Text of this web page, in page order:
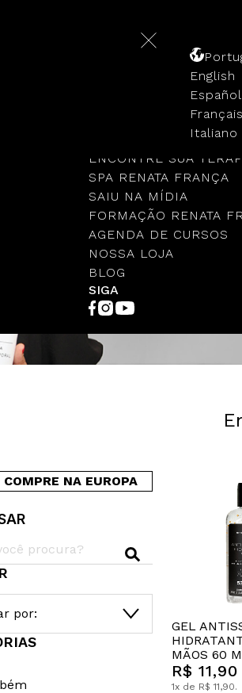
NOSSA HISTÓRIA
ENCONTRE SUA
SPA RENATA FRANÇA
SAIU NA MÍDIA
FORMAÇÃO RENATA
AGENDA DE CURSOS
NOSSA LOJA
BLOG
SIGA
English
Español
Français
Italiano
COMPRE NA EUROPA
por:
GEL
MÃOS 60
R$ 11,90
1x de R$ 11,90.